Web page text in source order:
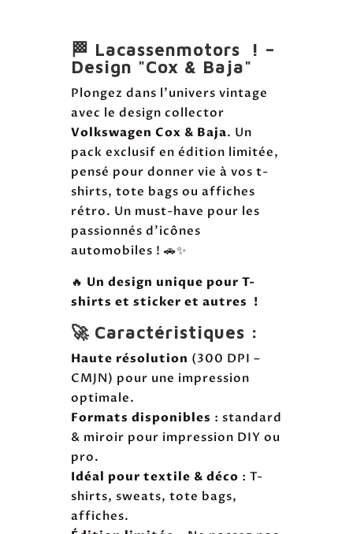
🏁 Lacassenmotors ! –
Design "Cox & Baja"
Plongez dans l’univers vintage
avec le design collector
Volkswagen Cox & Baja. Un
pack exclusif en édition limitée,
pensé pour donner vie à vos t-
shirts, tote bags ou affiches
rétro. Un must-have pour les
passionnés d’icônes
automobiles ! 🚗✨
🔥 Un design unique pour T-
shirts et sticker et autres !
🚀 Caractéristiques :
Haute résolution (300 DPI –
CMJN) pour une impression
optimale.
Formats disponibles : standard
& miroir pour impression DIY ou
pro.
Idéal pour textile & déco : T-
shirts, sweats, tote bags,
affiches.